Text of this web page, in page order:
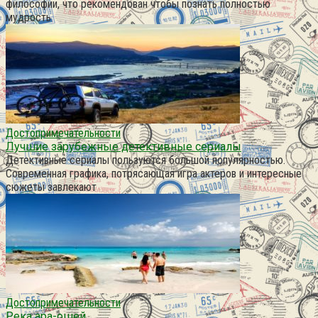
философии, что рекомендован чтобы познать полностью
мудрость
Достопримечательности
Лучшие зарубежные детективные сериалы
Детективные сериалы пользуются большой популярностью.
Современная графика, потрясающая игра актеров и интересные
сюжеты завлекают
Достопримечательности